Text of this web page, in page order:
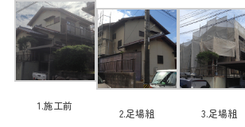
1.施工前
2.足場組 3.足場組